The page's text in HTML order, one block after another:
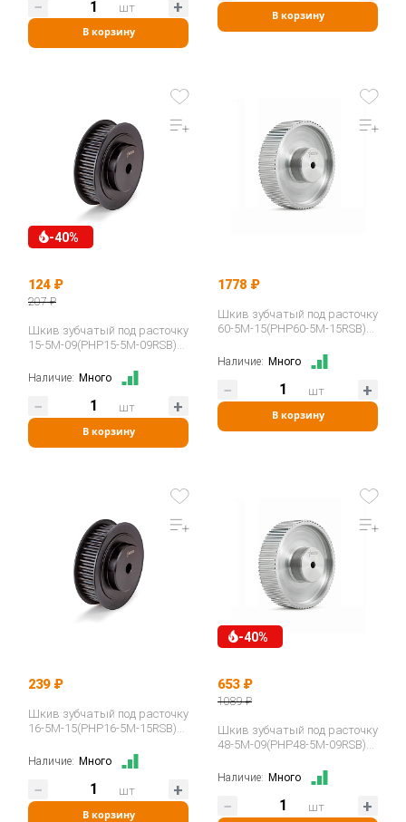
В корзину
шт
В корзину
-40%
124 ₽
207 ₽
Шкив зубчатый под расточку
15-5M-09(PHP15-5M-09RSB)
Наличие: Много
В корзину
шт
1778 ₽
Шкив зубчатый под расточку
60-5M-15(PHP60-5M-15RSB)
Наличие: Много
В корзину
шт
239 ₽
Шкив зубчатый под расточку
16-5M-15(PHP16-5M-15RSB)
Наличие: Много
В корзину
шт
-40%
653 ₽
1089 ₽
Шкив зубчатый под расточку
48-5M-09(PHP48-5M-09RSB)
Наличие: Много
шт